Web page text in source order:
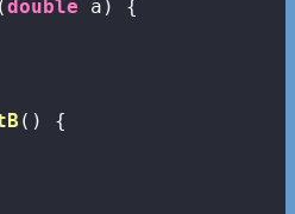
(double a)
{
()
{